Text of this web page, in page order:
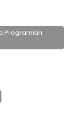
Programları